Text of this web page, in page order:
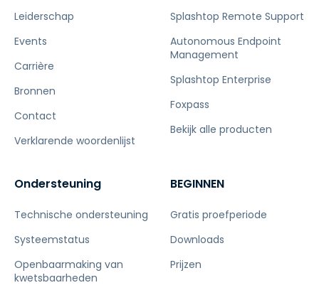
Leiderschap
Events
Carrière
Bronnen
Contact
Verklarende woordenlijst
Splashtop Remote Support
Autonomous Endpoint
Management
Splashtop Enterprise
Foxpass
Bekijk alle producten
Ondersteuning
Technische ondersteuning
Systeemstatus
Openbaarmaking van
kwetsbaarheden
BEGINNEN
Gratis proefperiode
Downloads
Prijzen